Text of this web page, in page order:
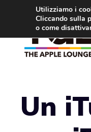
contenuto
Un
Utilizziamo i
Cliccando sulla
o come